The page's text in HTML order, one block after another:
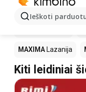
Ieškoti
MAXIMA Lazanija
Kiti leidiniai